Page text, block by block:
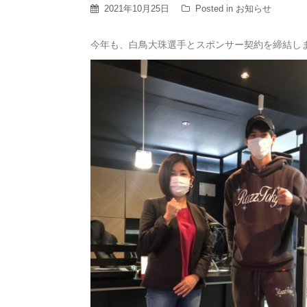
2021年10月25日 Posted in お知らせ
今年も、白鳥大珠選手とスポンサー契約を締結し